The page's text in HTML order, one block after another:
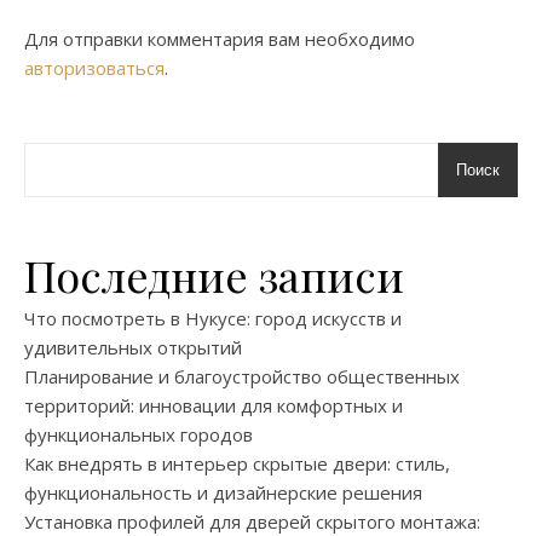
Для отправки комментария вам необходимо
авторизоваться.
Поиск
Последние записи
Что посмотреть в Нукусе: город искусств и
удивительных открытий
Планирование и благоустройство общественных
территорий: инновации для комфортных и
функциональных городов
Как внедрять в интерьер скрытые двери: стиль,
функциональность и дизайнерские решения
Установка профилей для дверей скрытого монтажа: